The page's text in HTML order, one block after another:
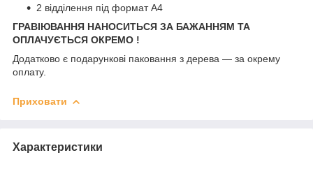
2 відділення під формат А4
ГРАВІЮВАННЯ НАНОСИТЬСЯ ЗА БАЖАННЯМ ТА
ОПЛАЧУЄТЬСЯ ОКРЕМО !
Додатково є подарункові паковання з дерева — за окрему
оплату.
Приховати
Характеристики